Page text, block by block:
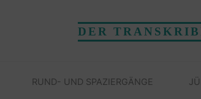
DER
RUND- UND SPAZIERGÄNGE